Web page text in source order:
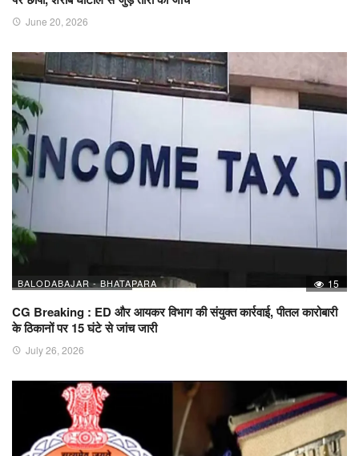
June 20, 2026
BALODABAJAR - BHATAPARA 15
CG Breaking : ED और आयकर विभाग की संयुक्त कार्रवाई, पीतल कारोबारी
के ठिकानों पर 15 घंटे से जांच जारी
July 26, 2026